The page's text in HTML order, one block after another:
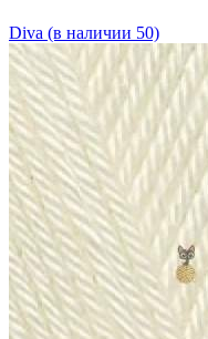
Diva (в наличии 50)